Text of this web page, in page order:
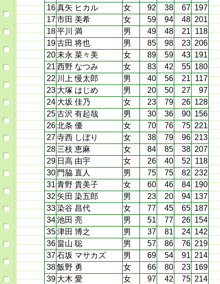
16真矢 ヒカル 女 92 38 67 197
17市田 美希 女 59 94 48 201
18平川 満 男 49 48 21
118
19古田 将也 男 85 98 23 206
20 末永 菜々美 女 89 59 43 191
21 西野 なつみ 女 83 42 55 180
22 川上 慢太郎 男 40 56 21
117
23 大塚 はじめ 男 20 50 27
97
24 大坂 佳乃 女 23 79 26 128
25古沢 有起哉 男 30 36 90 156
26北条 優 女 70 76 75 221
27寺西 しぼり 女 38 79 96 213
28 三枝 恵麻 女 84 85 38 207
29 日高 由宇 女 26 40 52
118
30 門脇 直人 男 75 75 82 232
31 青野 貴美子 女 60 46 84 190
32 矢田 染五郎 男 23 20 94 137
33染谷 昌代 女 77 45 65 187
34池田 亮 男 51 77 26 154
35津田 博之 男 37 81 24 142
36 畠山 聡 男 57 86 76 219
37石坂 マサカズ 男 69 54 91 214
38飯野 勇 女 66 80 23 169
39 大木 愛 女 97 42 75 214